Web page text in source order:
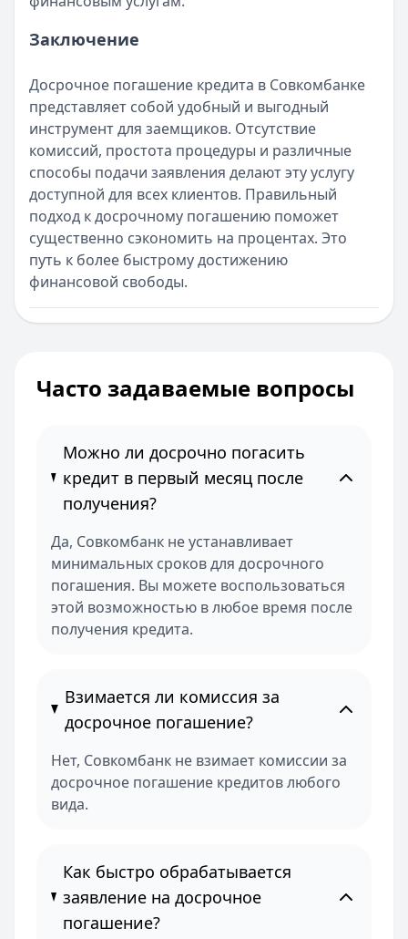
Заключение
Досрочное погашение кредита в Совкомбанке
представляет собой удобный и выгодный
инструмент для заемщиков. Отсутствие
комиссий, простота процедуры и различные
способы подачи заявления делают эту услугу
доступной для всех клиентов. Правильный
подход к досрочному погашению поможет
существенно сэкономить на процентах. Это
путь к более быстрому достижению
финансовой свободы.
Часто задаваемые вопросы
Можно ли досрочно погасить
кредит в первый месяц после
получения?
Да, Совкомбанк не устанавливает
минимальных сроков для досрочного
погашения. Вы можете воспользоваться
этой возможностью в любое время после
получения кредита.
Взимается ли комиссия за
досрочное погашение?
Нет, Совкомбанк не взимает комиссии за
досрочное погашение кредитов любого
вида.
Как быстро обрабатывается
заявление на досрочное
погашение?